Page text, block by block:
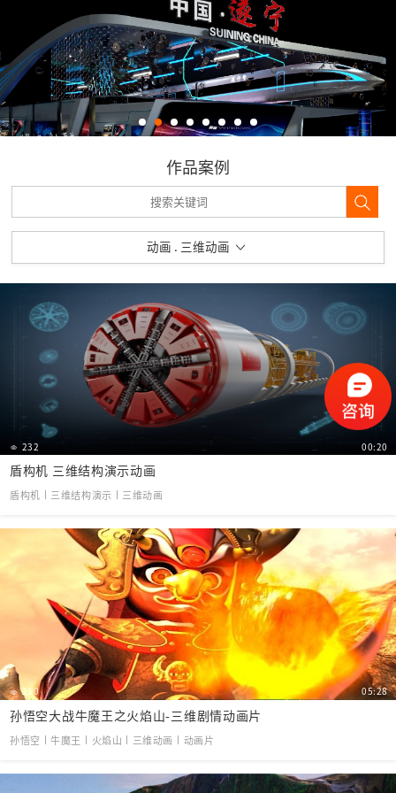
作品案例
动画 . 三维动画
232 00:20
盾构机 三维结构演示动画
盾构机丨三维结构演示丨三维动画
210 05:28
孙悟空大战牛魔王之火焰山-三维剧情动画片
孙悟空丨牛魔王丨火焰山丨三维动画丨动画片